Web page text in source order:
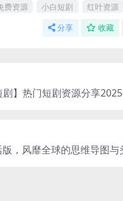
费资源 小白短剧 红叶资源
分享 收藏
剧】热门短剧资源分享
，风靡全球的思维导图与